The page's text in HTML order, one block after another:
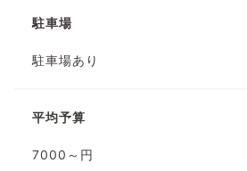
駐車場
駐車場あり
平均予算
7000～円